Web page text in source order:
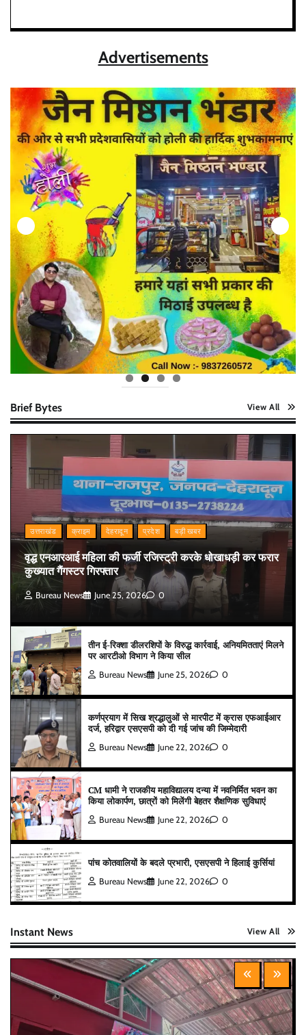
Advertisements
Brief Bytes View All
उत्तराखंड क्राइम देहरादून प्रदेश बड़ी खबर
वृद्ध एनआरआई महिला की फर्जी रजिस्ट्री करके धोखाधड़ी कर फरार
कुख्यात गैंगस्टर गिरफ्तार
Bureau News June 25, 2026 0
तीन ई-रिक्शा डीलरशिपों के विरुद्ध कार्रवाई, अनियमितताएं मिलने
पर आरटीओ विभाग ने किया सील
Bureau News June 25, 2026 0
कर्णप्रयाग में सिख श्रद्धालुओं से मारपीट में क्रास एफआईआर
दर्ज, हरिद्वार एसएसपी को दी गई जांच की जिम्मेदारी
Bureau News June 22, 2026 0
CM धामी ने राजकीय महाविद्यालय दन्या में नवनिर्मित भवन का
किया लोकार्पण, छात्रों को मिलेंगी बेहतर शैक्षणिक सुविधाएं
Bureau News June 22, 2026 0
पांच कोतवालियों के बदले प्रभारी, एसएसपी ने हिलाई कुर्सियां
Bureau News June 22, 2026 0
Instant News View All